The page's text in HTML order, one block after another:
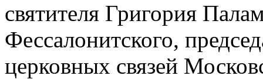
святителя Григория
Фессалонитского,
церковных связей